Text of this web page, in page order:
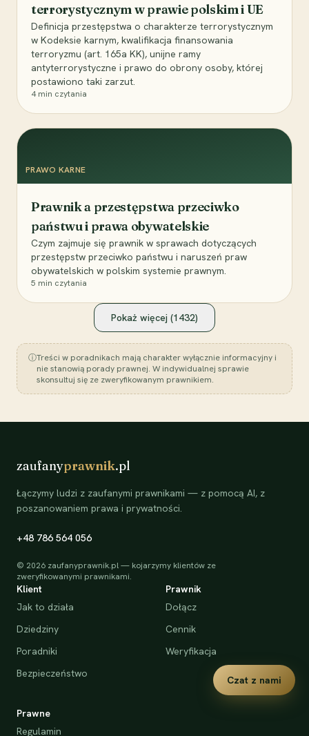
terrorystycznym w prawie polskim i UE
Definicja przestępstwa o charakterze terrorystycznym
w Kodeksie karnym, kwalifikacja finansowania
terroryzmu (art. 165a KK), unijne ramy
antyterrorystyczne i prawo do obrony osoby, której
postawiono taki zarzut.
4min czytania
PRAWO KARNE
Prawnik a przestępstwa przeciwko
państwu i prawa obywatelskie
Czym zajmuje się prawnik w sprawach dotyczących
przestępstw przeciwko państwu i naruszeń praw
obywatelskich w polskim systemie prawnym.
5 min czytania
Pokaż więcej (1432)
ⓘTreści w poradnikach mają charakter wyłącznie informacyjny i
nie stanowią porady prawnej. W indywidualnej sprawie
skonsultuj się ze zweryfikowanym prawnikiem.
zaufanyprawnik.pl
Łączymy ludzi z zaufanymi prawnikami — z pomocą AI, z
poszanowaniem prawa i prywatności.
+48 786 564 056
© 2026 zaufanyprawnik.pl — kojarzymy klientów ze
zweryfikowanymi prawnikami.
Klient
Jak to działa
Dziedziny
Poradniki
Bezpieczeństwo
Prawnik
Dołącz
Cennik
Weryfikacja
Prawne
Regulamin
Czat z nami